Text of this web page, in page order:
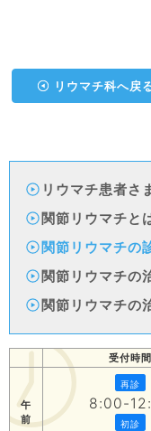
リウマチ科へ戻
リウマチ患者さ
関節リウマチと
関節リウマチの
関節リウマチの
関節リウマチの
受付時間
午
前
再診
8:00-
初診